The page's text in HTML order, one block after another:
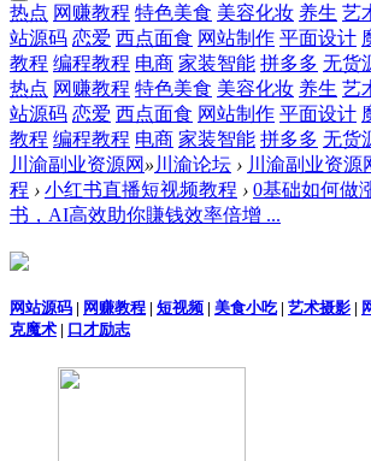
热点 网赚教程 特色美食 美容化妆 养生 艺
站源码 恋爱 西点面食 网站制作 平面设计
教程 编程教程 电商 家装智能 拼多多 无货
热点 网赚教程 特色美食 美容化妆 养生 艺
站源码 恋爱 西点面食 网站制作 平面设计
教程 编程教程 电商 家装智能 拼多多 无货
川渝副业资源网 » 川渝论坛 › 川渝副业资源
程 › 小红书直播短视频教程 › 0基础如何做
书，AI高效助你賺钱效率倍增 ...
网站源码 | 网赚教程 | 短视频 | 美食小吃| 艺术摄影 |
克魔术 | 口才励志